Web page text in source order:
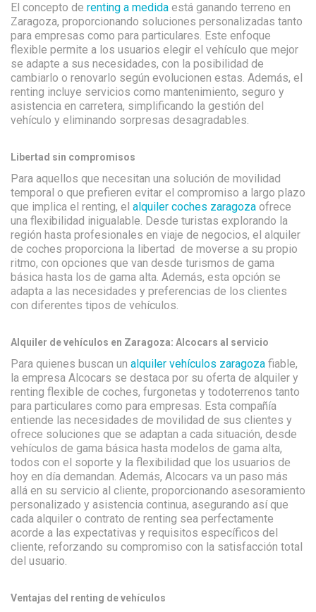
El concepto de renting a medida está ganando terreno en
Zaragoza, proporcionando soluciones personalizadas tanto
para empresas como para particulares. Este enfoque
flexible permite a los usuarios elegir el vehículo que mejor
se adapte a sus necesidades, con la posibilidad de
cambiarlo o renovarlo según evolucionen estas. Además, el
renting incluye servicios como mantenimiento, seguro y
asistencia en carretera, simplificando la gestión del
vehículo y eliminando sorpresas desagradables.
Libertad sin compromisos
Para aquellos que necesitan una solución de movilidad
temporal o que prefieren evitar el compromiso a largo plazo
que implica el renting, el alquiler coches zaragoza ofrece
una flexibilidad inigualable. Desde turistas explorando la
región hasta profesionales en viaje de negocios, el alquiler
de coches proporciona la libertad de moverse a su propio
ritmo, con opciones que van desde turismos de gama
básica hasta los de gama alta. Además, esta opción se
adapta a las necesidades y preferencias de los clientes
con diferentes tipos de vehículos.
Alquiler de vehículos en Zaragoza: Alcocars al servicio
Para quienes buscan un alquiler vehículos zaragoza fiable,
la empresa Alcocars se destaca por su oferta de alquiler y
renting flexible de coches, furgonetas y todoterrenos tanto
para particulares como para empresas. Esta compañía
entiende las necesidades de movilidad de sus clientes y
ofrece soluciones que se adaptan a cada situación, desde
vehículos de gama básica hasta modelos de gama alta,
todos con el soporte y la flexibilidad que los usuarios de
hoy en día demandan. Además, Alcocars va un paso más
allá en su servicio al cliente, proporcionando asesoramiento
personalizado y asistencia continua, asegurando así que
cada alquiler o contrato de renting sea perfectamente
acorde a las expectativas y requisitos específicos del
cliente, reforzando su compromiso con la satisfacción total
del usuario.
Ventajas del renting de vehículos